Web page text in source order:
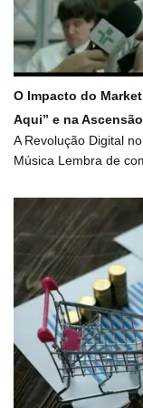
O Impacto do
Aqui” e na
A Revolução Digital
Música Lembra de